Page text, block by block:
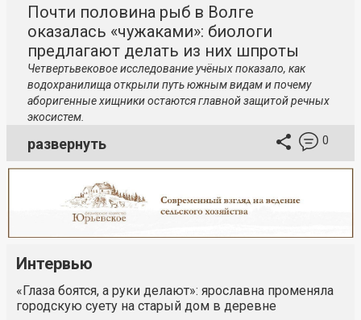
Почти половина рыб в Волге
оказалась «чужаками»: биологи
предлагают делать из них шпроты
Четвертьвековое исследование учёных показало, как
водохранилища открыли путь южным видам и почему
аборигенные хищники остаются главной защитой речных
экосистем.
развернуть 0
Интервью
«Глаза боятся, а руки делают»: ярославна променяла
городскую суету на старый дом в деревне